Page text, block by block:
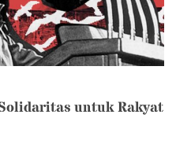
untuk Rakyat